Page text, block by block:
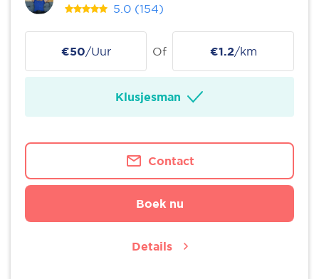
5.0 (154)
€50/Uur Of €1.2/km
Klusjesman
Contact
Boek nu
Details